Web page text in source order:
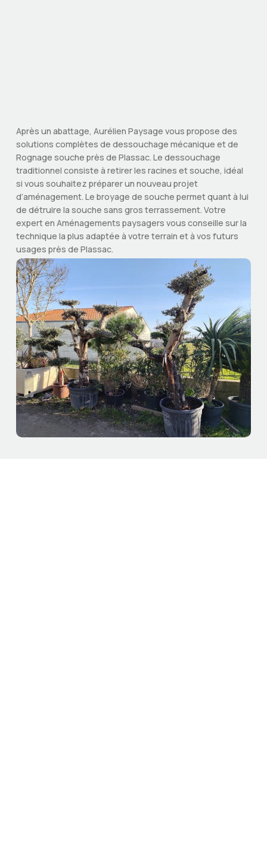
Après un abattage, Aurélien Paysage vous propose des
solutions complètes de dessouchage mécanique et de
Rognage souche près de Plassac. Le dessouchage
traditionnel consiste à retirer les racines et souche, idéal
si vous souhaitez préparer un nouveau projet
d’aménagement. Le broyage de souche permet quant à lui
de détruire la souche sans gros terrassement. Votre
expert en Aménagements paysagers vous conseille sur la
technique la plus adaptée à votre terrain et à vos futurs
usages près de Plassac.